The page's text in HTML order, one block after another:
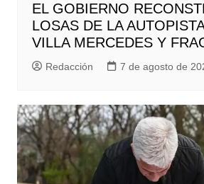
EL GOBIERNO
LOSAS DE LA
VILLA MERCEDES Y
Redacción 7 de agosto de